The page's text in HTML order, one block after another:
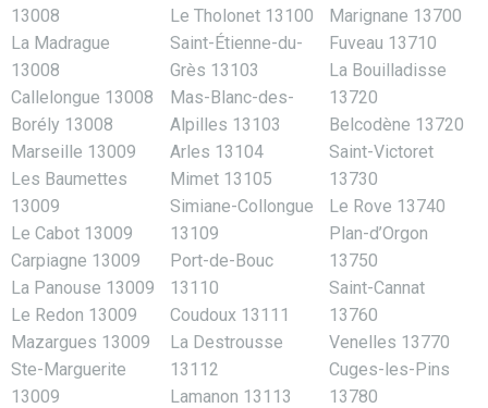
13008
La Madrague
13008
Callelongue 13008
Borély 13008
Marseille 13009
Les Baumettes
13009
Le Cabot 13009
Carpiagne 13009
La Panouse 13009
Le Redon 13009
Mazargues 13009
Ste-Marguerite
13009
Le Tholonet 13100
Saint-Étienne-du-
Grès 13103
Mas-Blanc-des-
Alpilles 13103
Arles 13104
Mimet 13105
Simiane-Collongue
13109
Port-de-Bouc
13110
Coudoux 13111
La Destrousse
13112
Lamanon 13113
Marignane 13700
Fuveau 13710
La Bouilladisse
13720
Belcodène 13720
Saint-Victoret
13730
Le Rove 13740
Plan-d’Orgon
13750
Saint-Cannat
13760
Venelles 13770
Cuges-les-Pins
13780